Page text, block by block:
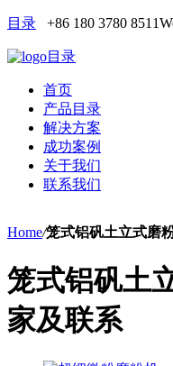
目录 +86 180 3780 8511
目录
首页
产品目录
解决方案
成功案例
关于我们
联系我们
Home/笼式铝矾土立式磨
笼式铝矾土
家及联系